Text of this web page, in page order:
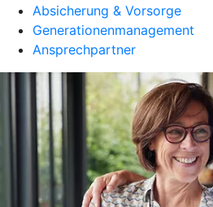
Absicherung & Vorsorge
Generationenmanagement
Ansprechpartner